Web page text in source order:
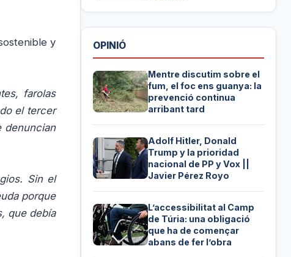
y
farolas
el tercer
denuncian
Sin el
porque
que debía
OPINIÓ
Mentre discutim sobre el
fum, el foc ens guanya: la
prevenció continua
arribant tard
Adolf Hitler, Donald
Trump y la prioridad
nacional de PP y Vox ||
Javier Pérez Royo
L’accessibilitat al Camp
de Túria: una obligació
que ha de començar
abans de fer l’obra